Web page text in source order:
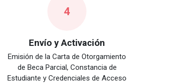
4
Envío y Activación
Emisión de la Carta de Otorgamiento
de Beca Parcial, Constancia de
Estudiante y Credenciales de Acceso